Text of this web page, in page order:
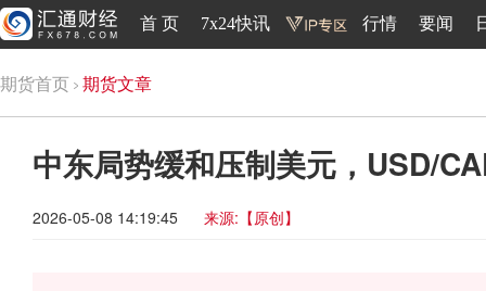
首 页 7x24快讯 行情 要闻
期货首页 期货文章
中东局势缓和压制美元，USD/
2026-05-08 14:19:45 来源:【原创】